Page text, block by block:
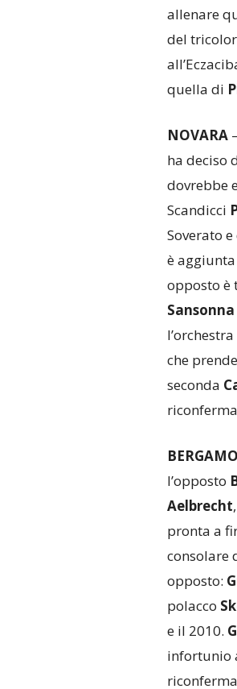
allenare
del
quella di
NOVARA
ha deciso
dovrebbe
Scandicci
Soverato
è aggiunta
opposto è
Sansonna
che
seconda
BERGAMO
l’opposto
Aelbrecht
pronta a
consolare
opposto:
polacco
e il 2010.
infortunio